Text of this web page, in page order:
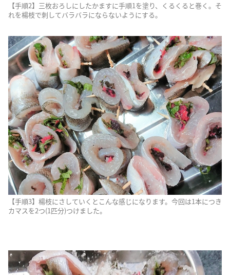
【手順2】三枚おろしにしたかますに手順1を塗り、くるくると巻く。そ
れを楊枝で刺してバラバラにならないようにする。
【手順3】楊枝にさしていくとこんな感じになります。今回は1本につき
カマスを2つ(1匹分)つけました。